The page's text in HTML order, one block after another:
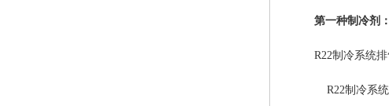
第一种制冷剂：
R22制冷系统
R22制冷系统